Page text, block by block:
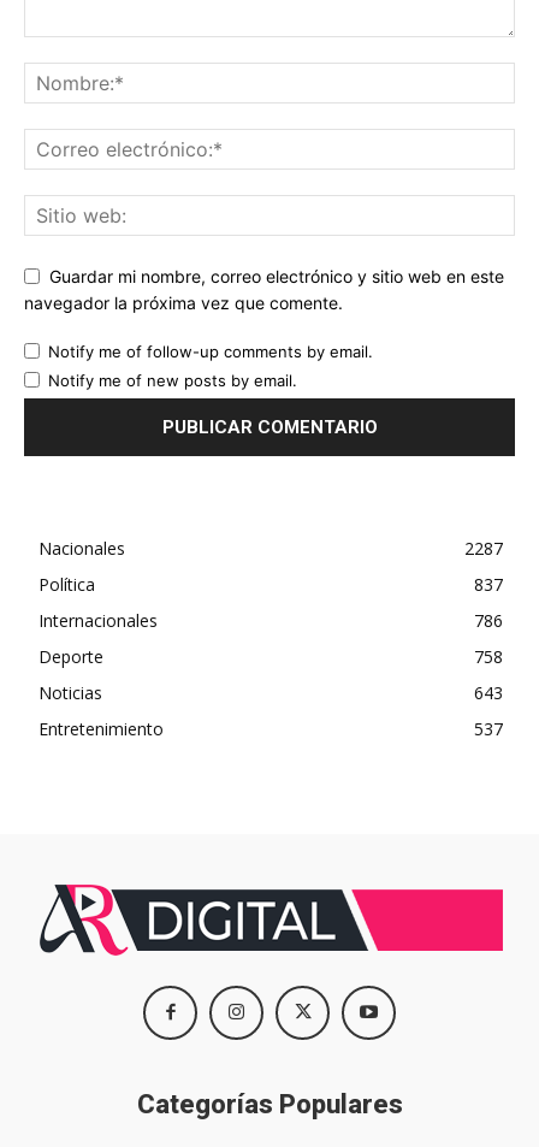
Guardar mi nombre, correo electrónico y sitio web en este
navegador la próxima vez que comente.
Notify me of follow-up comments by email.
Notify me of new posts by email.
Nacionales
2287
Política
837
Internacionales
786
Deporte
758
Noticias
643
Entretenimiento
537
Categorías Populares